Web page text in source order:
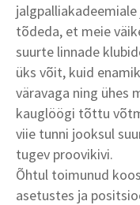
tõdeda, et meie
suurte linnade
üks võit, kuid
väravaga ning ühes
kauglöögi tõttu
viie tunni jooksul
tugev proovikivi.
Õhtul toimunud
asetustes ja